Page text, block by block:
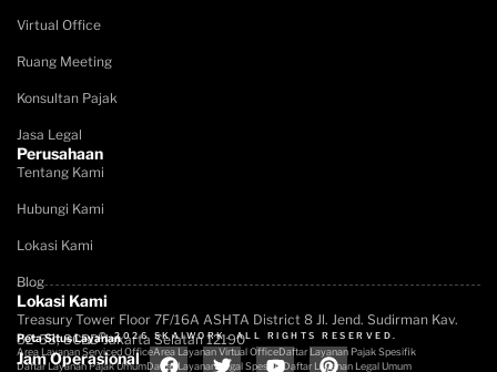
Virtual Office
Ruang Meeting
Konsultan Pajak
Jasa Legal
Perusahaan
Tentang Kami
Hubungi Kami
Lokasi Kami
Blog
Lokasi Kami
Treasury Tower Floor 7F/16A​ ASHTA District 8 Jl. Jend. Sudirman Kav.
52-53, SCBD Jakarta Selatan 12190
Jam Operasional
Peta Situs Layanan
Area Layanan Serviced OfficeArea Layanan Virtual OfficeDaftar Layanan Pajak Spesifik
Daftar Layanan Pajak UmumDaftar Layanan Legal Spesifik Daftar Layanan Legal Umum
© 2026 SKAIWORK. ALL RIGHTS RESERVED.